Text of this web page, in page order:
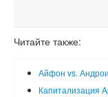
Читайте также:
Айфон vs.
Капитализация